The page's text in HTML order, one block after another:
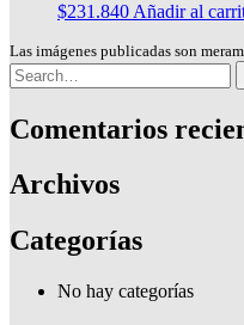
$231.840 Añadir al
Las imágenes publicadas son
Search
for:
Comentarios
Archivos
Categorías
No hay categorías